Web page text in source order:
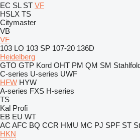
EC SL ST VF
HSLX TS
Citymaster
VB
VF
103 LO 103 SP 107-20 136D
Heidelberg
GTO GTP Kord OHT PM QM SM
C-series U-series UWF
HFW HYW
A-series FXS H-series
TS
Kal Profi
EB EU WT
AC AFC BQ CCR HMU MC PJ SPF ST
HKN